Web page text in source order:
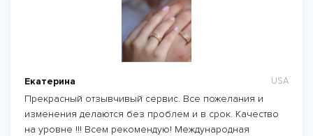
Екатерина USA
Прекрасный отзывчивый сервис. Все пожелания и
изменения делаются без проблем и в срок. Качество
на уровне !!! Всем рекомендую! Международная